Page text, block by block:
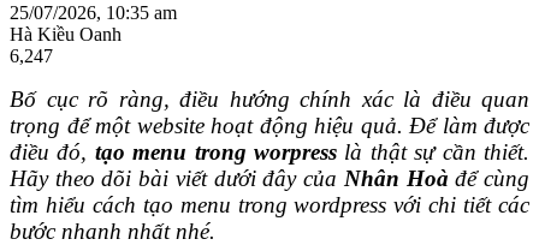
25/07/2026, 10:35 am
Hà Kiều Oanh
6,247
Bố cục rõ ràng, điều hướng chính xác là điều quan
trọng để một website hoạt động hiệu quả. Để làm được
điều đó, tạo menu trong worpress là thật sự cần thiết.
Hãy theo dõi bài viết dưới đây của Nhân Hoà để cùng
tìm hiểu cách tạo menu trong wordpress với chi tiết các
bước nhanh nhất nhé.